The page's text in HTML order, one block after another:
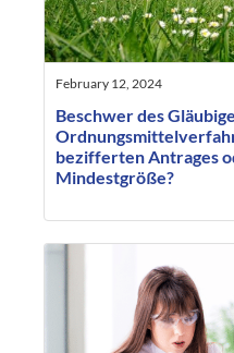
February 12, 2024
Beschwer des
bezifferten Antrages
Mindestgröße?